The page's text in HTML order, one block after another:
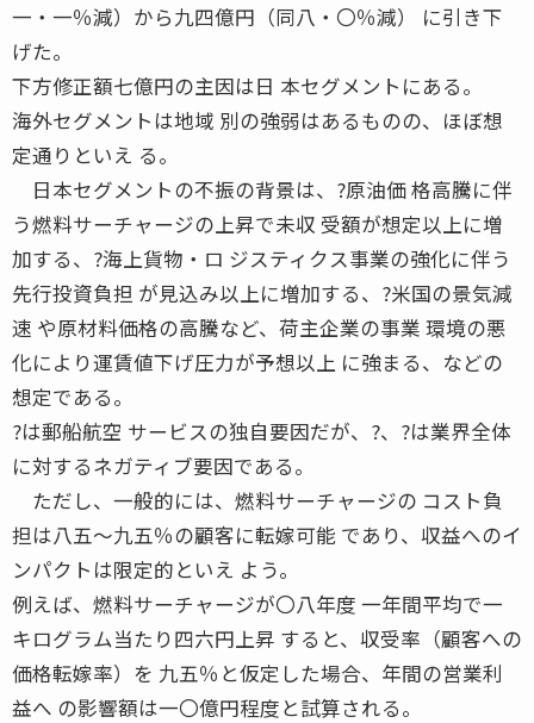
一・一％減）から九四億円（同八・〇％減） に引き下
げた。
下方修正額七億円の主因は日 本セグメントにある。
海外セグメントは地域 別の強弱はあるものの、ほぼ想
定通りといえ る。
日本セグメントの不振の背景は、?原油価 格高騰に伴
う燃料サーチャージの上昇で未収 受額が想定以上に増
加する、?海上貨物・ロ ジスティクス事業の強化に伴う
先行投資負担 が見込み以上に増加する、?米国の景気減
速 や原材料価格の高騰など、荷主企業の事業 環境の悪
化により運賃値下げ圧力が予想以上 に強まる、などの
想定である。
?は郵船航空 サービスの独自要因だが、?、?は業界全体
に対するネガティブ要因である。
ただし、一般的には、燃料サーチャージの コスト負
担は八五〜九五％の顧客に転嫁可能 であり、収益へのイ
ンパクトは限定的といえ よう。
例えば、燃料サーチャージが〇八年度 一年間平均で一
キログラム当たり四六円上昇 すると、収受率（顧客への
価格転嫁率）を 九五％と仮定した場合、年間の営業利
益へ の影響額は一〇億円程度と試算される。